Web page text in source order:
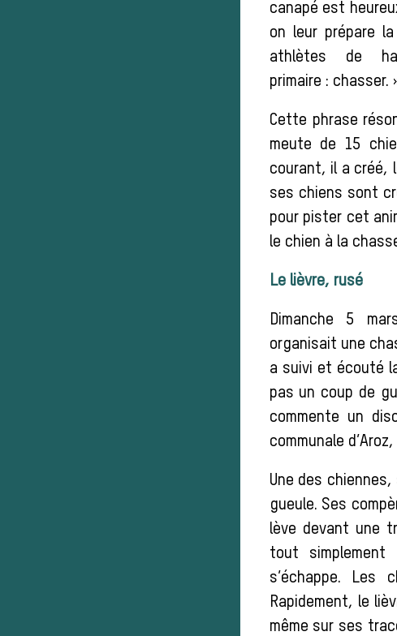
canapé est
on leur prépare
athlètes de
primaire : chasser.
Cette phrase
meute de 15
courant, il a créé,
ses chiens sont
pour pister cet
le chien à la
Le lièvre, rusé
Dimanche 5
organisait une
a suivi et écouté
pas un coup de
commente un
communale
Une des
gueule. Ses
lève devant une
tout
s’échappe.
Rapidement, le
même sur ses